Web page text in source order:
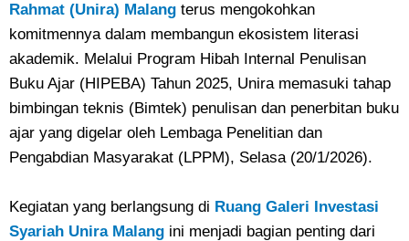
Rahmat (Unira) Malang terus mengokohkan
komitmennya dalam membangun ekosistem literasi
akademik. Melalui Program Hibah Internal Penulisan
Buku Ajar (HIPEBA) Tahun 2025, Unira memasuki tahap
bimbingan teknis (Bimtek) penulisan dan penerbitan buku
ajar yang digelar oleh Lembaga Penelitian dan
Pengabdian Masyarakat (LPPM), Selasa (20/1/2026).
Kegiatan yang berlangsung di Ruang Galeri Investasi
Syariah Unira Malang ini menjadi bagian penting dari